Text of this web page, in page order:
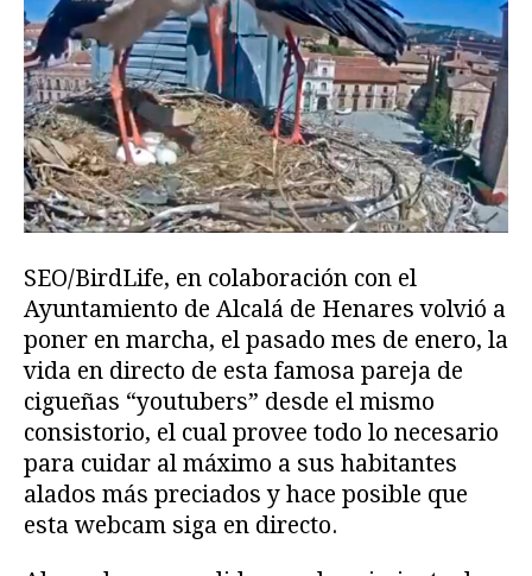
SEO/BirdLife, en colaboración con el
Ayuntamiento de Alcalá de Henares volvió a
poner en marcha, el pasado mes de enero, la
vida en directo de esta famosa pareja de
cigueñas “youtubers” desde el mismo
consistorio, el cual provee todo lo necesario
para cuidar al máximo a sus habitantes
alados más preciados y hace posible que
esta webcam siga en directo.